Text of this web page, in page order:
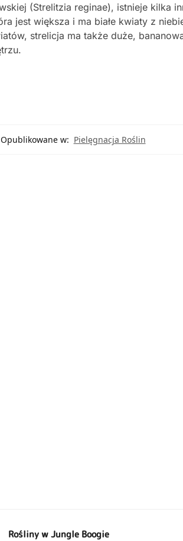
(Strelitzia reginae), istnieje kilka
jest większa i ma białe kwiaty z
strelicja ma także duże,
Opublikowane w: Pielęgnacja Roślin
Rośliny w Jungle Boogie